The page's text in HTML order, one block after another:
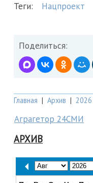
Теги: Нацпроект
Поделиться:
Главная | Архив | 2026
Аграгетор 24СМИ
АРХИВ